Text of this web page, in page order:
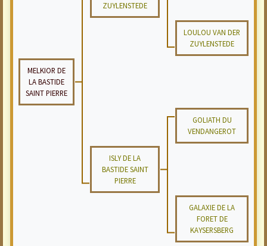
ZUYLENSTEDE
LOULOU VAN DER
ZUYLENSTEDE
MELKIOR DE
LA BASTIDE
SAINT PIERRE
GOLIATH DU
VENDANGEROT
ISLY DE LA
BASTIDE SAINT
PIERRE
GALAXIE DE LA
FORET DE
KAYSERSBERG